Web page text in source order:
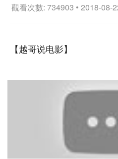
觀看次數: 734903 • 2018-08-
【越哥说电影】